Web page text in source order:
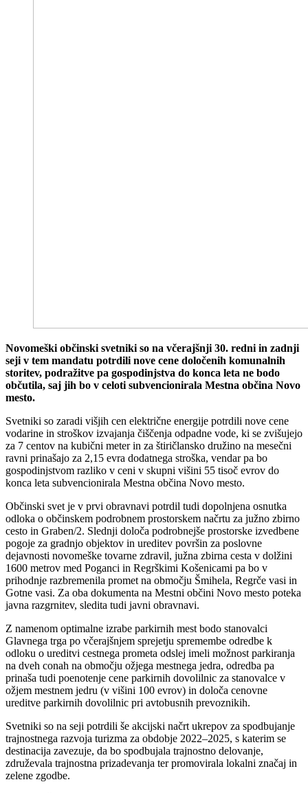
Novomeški občinski svetniki so na včerajšnji 30. redni in zadnji
seji v tem mandatu potrdili nove cene določenih komunalnih
storitev, podražitve pa gospodinjstva do konca leta ne bodo
občutila, saj jih bo v celoti subvencionirala Mestna občina Novo
mesto.
Svetniki so zaradi višjih cen električne energije potrdili nove cene
vodarine in stroškov izvajanja čiščenja odpadne vode, ki se zvišujejo
za 7 centov na kubični meter in za štiričlansko družino na mesečni
ravni prinašajo za 2,15 evra dodatnega stroška, vendar pa bo
gospodinjstvom razliko v ceni v skupni višini 55 tisoč evrov do
konca leta subvencionirala Mestna občina Novo mesto.
Občinski svet je v prvi obravnavi potrdil tudi dopolnjena osnutka
odloka o občinskem podrobnem prostorskem načrtu za južno zbirno
cesto in Graben/2. Slednji določa podrobnejše prostorske izvedbene
pogoje za gradnjo objektov in ureditev površin za poslovne
dejavnosti novomeške tovarne zdravil, južna zbirna cesta v dolžini
1600 metrov med Poganci in Regrškimi Košenicami pa bo v
prihodnje razbremenila promet na območju Šmihela, Regrče vasi in
Gotne vasi. Za oba dokumenta na Mestni občini Novo mesto poteka
javna razgrnitev, sledita tudi javni obravnavi.
Z namenom optimalne izrabe parkirnih mest bodo stanovalci
Glavnega trga po včerajšnjem sprejetju spremembe odredbe k
odloku o ureditvi cestnega prometa odslej imeli možnost parkiranja
na dveh conah na območju ožjega mestnega jedra, odredba pa
prinaša tudi poenotenje cene parkirnih dovolilnic za stanovalce v
ožjem mestnem jedru (v višini 100 evrov) in določa cenovne
ureditve parkirnih dovolilnic pri avtobusnih prevoznikih.
Svetniki so na seji potrdili še akcijski načrt ukrepov za spodbujanje
trajnostnega razvoja turizma za obdobje 2022–2025, s katerim se
destinacija zavezuje, da bo spodbujala trajnostno delovanje,
združevala trajnostna prizadevanja ter promovirala lokalni značaj in
zelene zgodbe.